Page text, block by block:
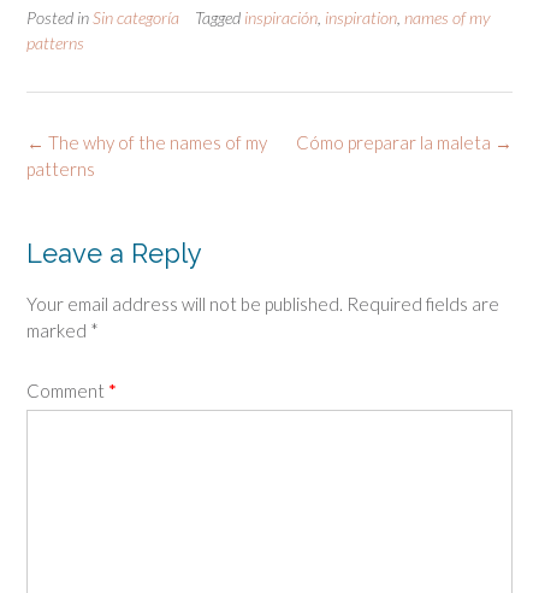
Posted inSin categoría Tagged inspiración inspiration names of my
patterns
Post
navigation
Cómo preparar la maleta →
← The why of the names of my
patterns
Leave a Reply
Your email address will not be published. Required fields are
marked *
Comment *